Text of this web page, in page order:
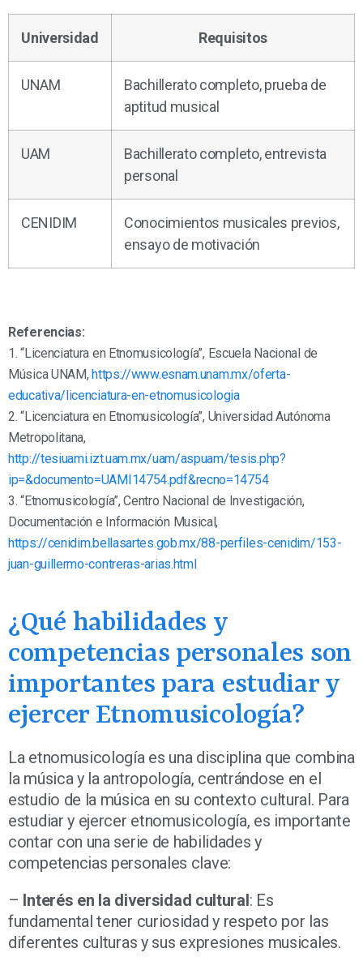
Universidad Requisitos
UNAM
Bachillerato completo, prueba de
aptitud musical
UAM
Bachillerato completo, entrevista
personal
CENIDIM
Conocimientos musicales previos,
ensayo de motivación
Referencias:
1. “Licenciatura en Etnomusicología”, Escuela Nacional de
Música UNAM,https://www.esnam.unam.mx/oferta-
educativa/licenciatura-en-etnomusicologia
2. “Licenciatura en Etnomusicología”, Universidad Autónoma
Metropolitana,
http://tesiuami.izt.uam.mx/uam/aspuam/tesis.php?
ip=&documento=UAMI14754.pdf&recno=14754
3. “Etnomusicología”, Centro Nacional de Investigación,
Documentación e Información Musical,
https://cenidim.bellasartes.gob.mx/88-perfiles-cenidim/153-
juan-guillermo-contreras-arias.html
¿Qué habilidades y
competencias personales son
importantes para estudiar y
ejercer Etnomusicología?
La etnomusicología es una disciplina que combina
la música y la antropología, centrándose en el
estudio de la música en su contexto cultural. Para
estudiar y ejercer etnomusicología, es importante
contar con una serie de habilidades y
competencias personales clave:
– Interés en la diversidad cultural: Es
fundamental tener curiosidad y respeto por las
diferentes culturas y sus expresiones musicales.